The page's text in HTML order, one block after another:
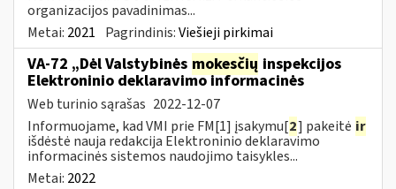
organizacijos pavadinimas...
Metai: 2021 Pagrindinis:Viešieji pirkimai
VA-72 „Dėl Valstybinės mokesčių inspekcijos
Elektroninio deklaravimo informacinės
Web turinio sąrašas 2022-12-07
Informuojame, kad VMI prie FM[1] įsakymu[2] pakeitė ir
išdėstė nauja redakcija Elektroninio deklaravimo
informacinės sistemos naudojimo taisykles...
Metai: 2022